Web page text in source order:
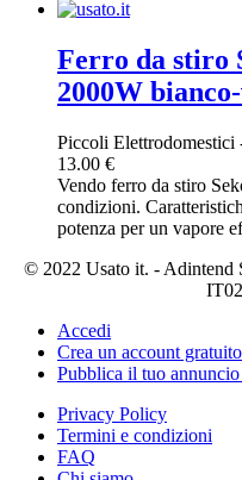
Ferro da stiro
2000W
Piccoli Elettrodomestici
13.00 €
Vendo ferro da stiro
condizioni.
potenza per un vapore
© 2022 Usato it. - Adintend
Accedi
Crea un account gratuito
Pubblica il tuo
Privacy Policy
Termini e condizioni
FAQ